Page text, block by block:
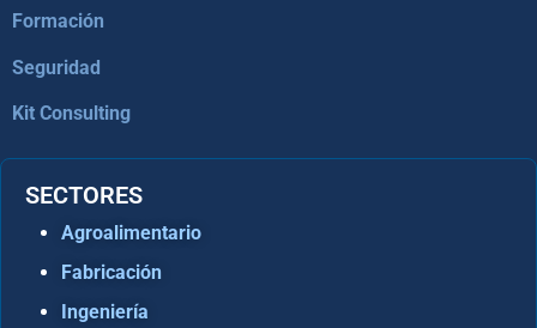
Formación
Seguridad
Kit Consulting
SECTORES
Agroalimentario
Fabricación
Ingeniería